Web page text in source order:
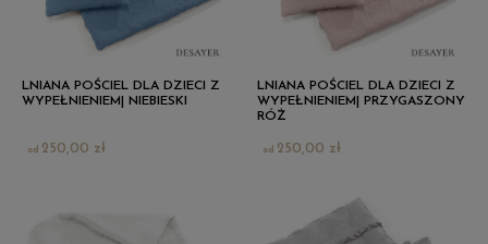
LNIANA POŚCIEL DLA DZIECI Z
WYPEŁNIENIEM| NIEBIESKI
250,00 zł
LNIANA POŚCIEL DLA DZIECI Z
WYPEŁNIENIEM| PRZYGASZONY
RÓŻ
250,00 zł